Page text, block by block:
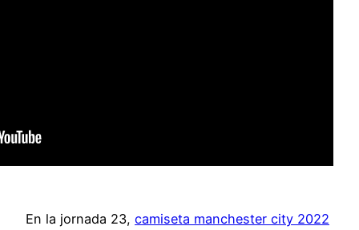
En la jornada 23, camiseta manchester city 2022